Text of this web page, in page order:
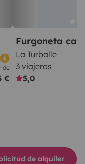
de
€
Furgoneta
La Turballe
3 viajeros
5,0
de alquiler